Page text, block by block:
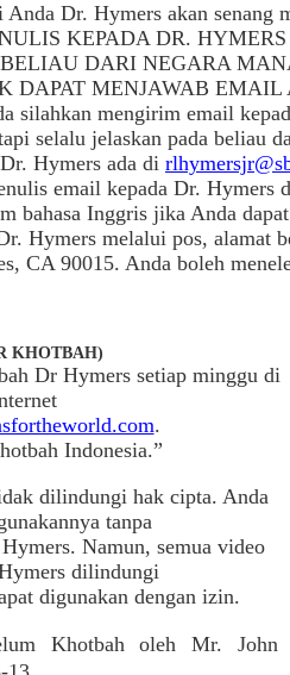
Dr. Hymers akan senang
KEPADA DR.
DARI NEGARA
DAPAT MENJAWAB EMAIL
silahkan mengirim email
selalu jelaskan pada beliau
Hymers ada di
email kepada Dr. Hymers
bahasa Inggris jika Anda
Hymers melalui pos, alamat
CA 90015. Anda boleh
KHOTBAH)
Dr Hymers setiap minggu di
.
Indonesia.”
dilindungi hak cipta. Anda
tanpa
Namun, semua video
dilindungi
digunakan dengan izin.
Khotbah oleh Mr. John